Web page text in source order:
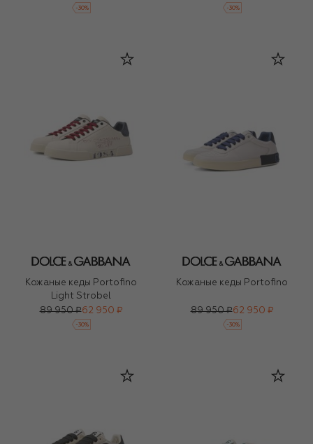
-30% -30%
Кожаные кеды Portofino
Light Strobel
89 950 ₽62 950 ₽
-30%
Кожаные кеды Portofino
89 950 ₽62 950 ₽
-30%